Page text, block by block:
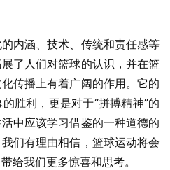
内涵、技术、传统和责任感等
了人们对篮球的认识，并在篮
传播上有着广阔的作用。它的
胜利，更是对于“拼搏精神”的
中应该学习借鉴的一种道德的
们有理由相信，篮球运动将会
给我们更多惊喜和思考。